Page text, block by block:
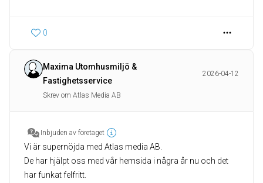
0
Maxima Utomhusmiljö &
Fastighetsservice
2026-04-12
Skrev om Atlas Media AB
Inbjuden av företaget
Vi är supernöjda med Atlas media AB.
De har hjälpt oss med vår hemsida i några år nu och det
har funkat felfritt.